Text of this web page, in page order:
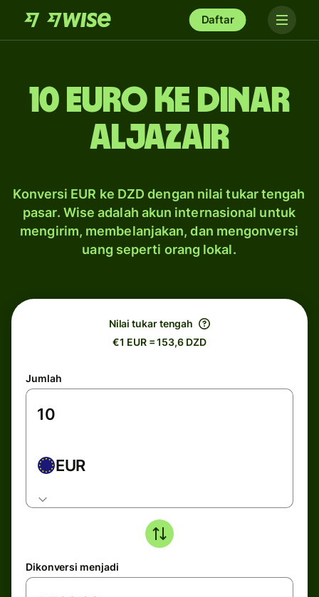
Daftar
10 euro ke dinar
Aljazair
Konversi EUR ke DZD dengan nilai tukar tengah
pasar. Wise adalah akun internasional untuk
mengirim, membelanjakan, dan mengonversi
uang seperti orang lokal.
Nilai tukar tengah
€1 EUR = 153,6 DZD
Jumlah
EUR
Dikonversi menjadi